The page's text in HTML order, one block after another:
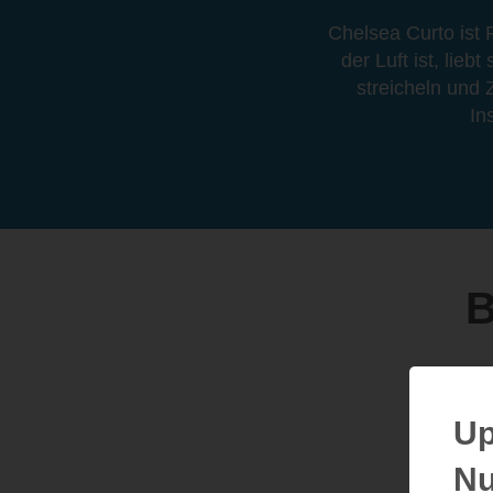
Chelsea Curto ist
der Luft ist, liebt
streicheln und